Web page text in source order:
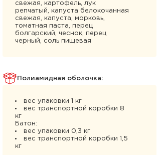
свежая, картофель, лук
репчатый, капуста белокочанная
свежая, капуста, морковь,
томатная паста, перец
болгарский, чеснок, перец
черный, соль пищевая
Полиамидная оболочка:
вес упаковки 1 кг
вес транспортной коробки 8
кг
Батон:
вес упаковки 0,3 кг
вес транспортной коробки 1,5
кг